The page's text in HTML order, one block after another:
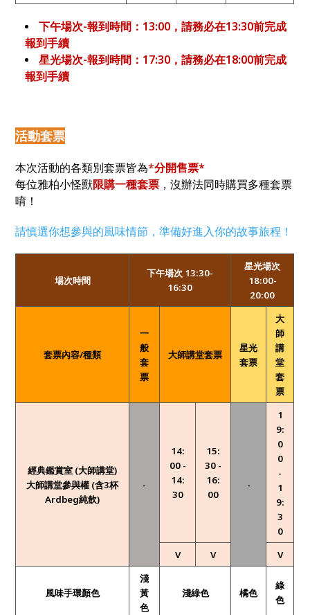
下午場次-報到時間：13:00，請務必在13:30前完成
報到手續
星光場次-報到時間：17:30，請務必在18:00前完成
報到手續
活動套票
本次活動的各類別套票皆為*分開售票*
每位雅柏小怪獸限購一種套票 ，沒辦法同時購買多種套票
唷！
請慎選你想參與的風味情節，準備好進入你的故事旅程！
場次時間
下午場次 13:30-
16:30
星光場次
18:00-
20:00
套票內容/種類
一
般
套
票
大師講堂套票
星光
套票
大
師
講
堂
套
票
經典鑑賞室 (大師講堂)
大師講堂參與權 (含3杯
Ardbeg純飲)
-
14:
00 -
14:
30
15:
30 -
16:
00
-
1
9:
0
0
-
1
9:
3
0
V
V V
風味手環顏色
淺
黃
色
淺綠色 橘色
綠
色